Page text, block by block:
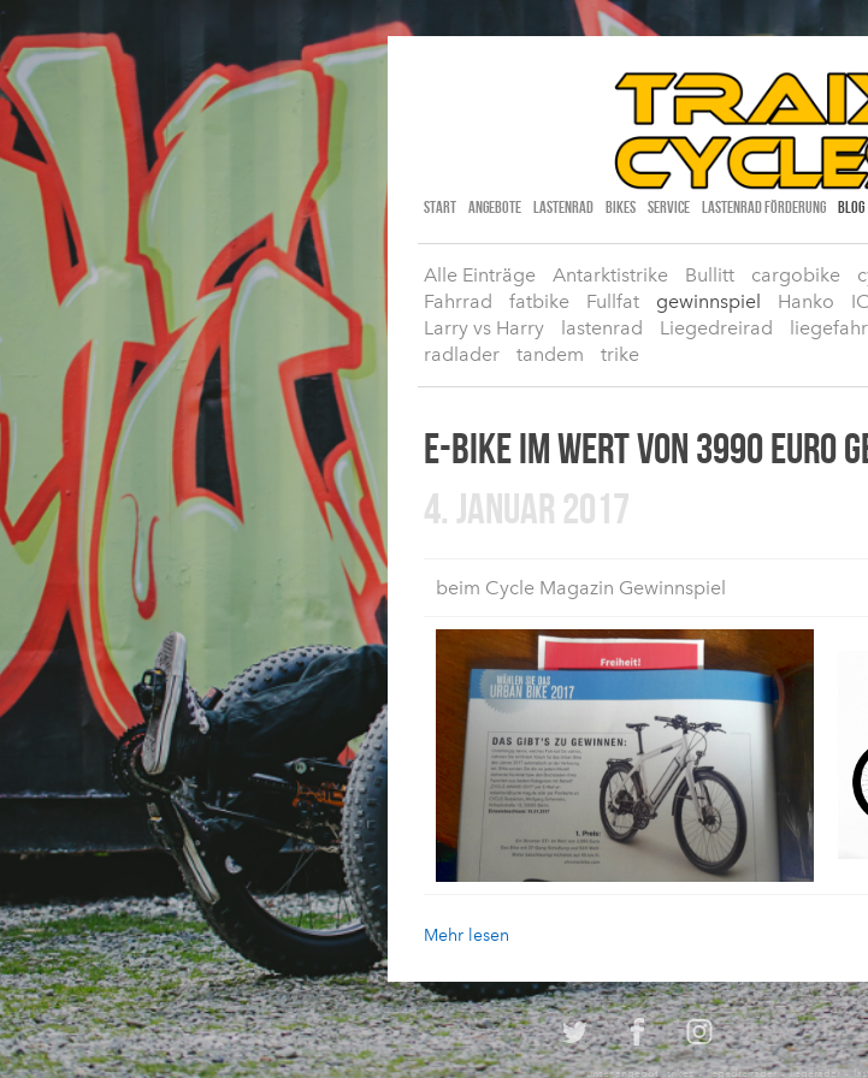
START ANGEBOTE LASTENRAD BIKES SERVICE LASTENRAD FÖRDERUNG BLOG
Alle Einträge Antarktistrike Bullitt cargobike
Fahrrad
fatbike Fullfat gewinnspiel Hanko
Larry vs Harry
lastenrad Liegedreirad
radlader
tandem trike
E-BIKE IM WERT VON 3990 EURO
4. JANUAR 2017
beim Cycle Magazin Gewinnspiel
Mehr lesen
unser angebot: trikes - liegedreiräder - liegeräder -